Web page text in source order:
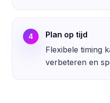
4
Plan op tijd
Flexibele timing
verbeteren en